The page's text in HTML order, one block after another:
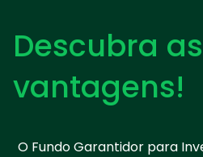
Descubra as
vantagens!
O Fundo Garantidor para